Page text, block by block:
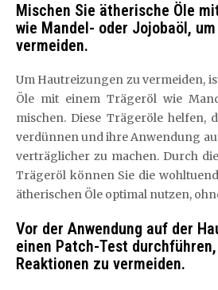
Mischen Sie ätherische Öle
wie Mandel- oder Jojobaöl,
vermeiden.
Um Hautreizungen zu vermeiden,
Öle mit einem Trägeröl wie
mischen. Diese Trägeröle helfen,
verdünnen und ihre Anwendung
verträglicher zu machen. Durch
Trägeröl können Sie die
ätherischen Öle optimal nutzen,
Vor der Anwendung auf der
einen Patch-Test
Reaktionen zu vermeiden.